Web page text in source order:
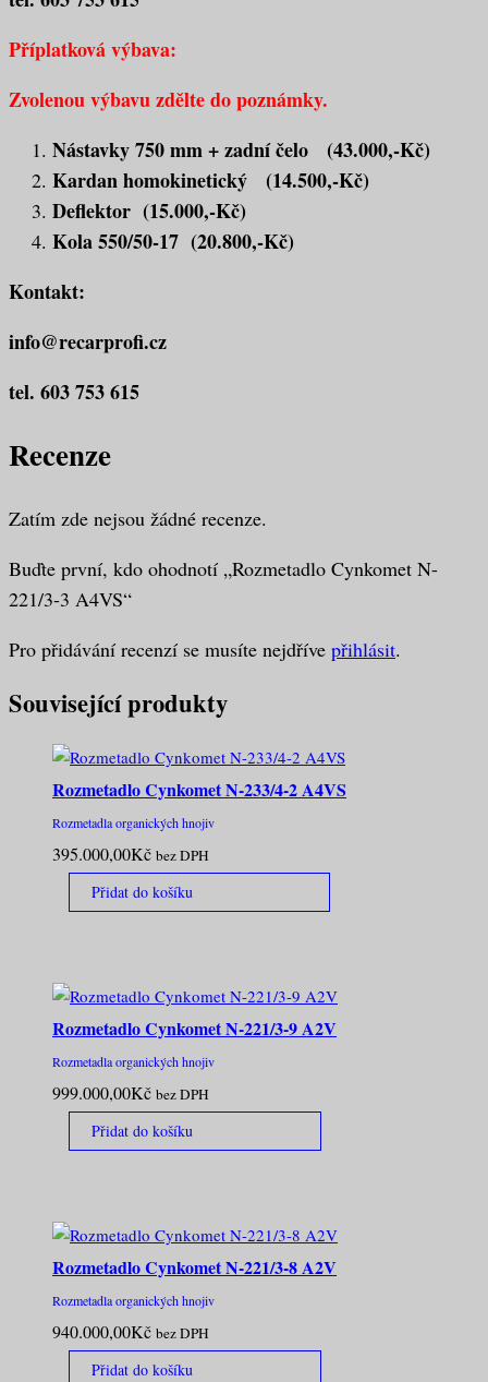
Příplatková výbava:
Zvolenou výbavu zdělte do poznámky.
Nástavky 750 mm + zadní čelo (43.000,-Kč)
Kardan homokinetický (14.500,-Kč)
Deflektor (15.000,-Kč)
Kola 550/50-17 (20.800,-Kč)
Kontakt:
info@recarprofi.cz
tel. 603 753 615
Recenze
Zatím zde nejsou žádné recenze.
Buďte první, kdo ohodnotí „Rozmetadlo Cynkomet N-
221/3-3 A4VS“
Pro přidávání recenzí se musíte nejdříve přihlásit.
Související produkty
Rozmetadlo Cynkomet N-233/4-2 A4VS
Rozmetadla organických hnojiv
395.000,00Kč bez DPH
Přidat do košíku
Rozmetadlo Cynkomet N-221/3-9 A2V
Rozmetadla organických hnojiv
999.000,00Kč bez DPH
Přidat do košíku
Rozmetadlo Cynkomet N-221/3-8 A2V
Rozmetadla organických hnojiv
940.000,00Kč bez DPH
Přidat do košíku